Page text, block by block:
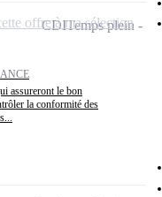
assureront le bon
la conformité des
CDITemps plein
offre à ma sélection